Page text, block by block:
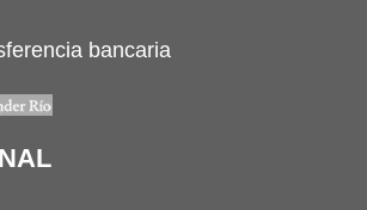
bancaria